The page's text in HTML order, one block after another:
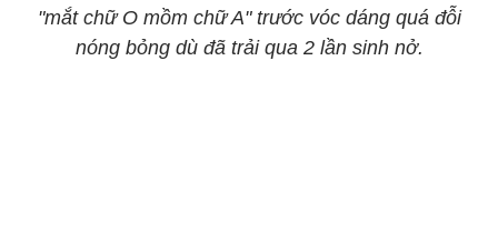
"mắt chữ O mồm chữ A" trước vóc dáng quá đỗi
nóng bỏng dù đã trải qua 2 lần sinh nở.